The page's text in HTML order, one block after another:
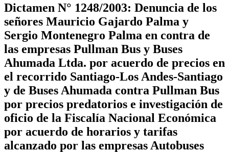
Dictamen N° 1248/2003: Denuncia de los
señores Mauricio Gajardo Palma y
Sergio Montenegro Palma en contra de
las empresas Pullman Bus y Buses
Ahumada Ltda. por acuerdo de precios en
el recorrido Santiago-Los Andes-Santiago
y de Buses Ahumada contra Pullman Bus
por precios predatorios e investigación de
oficio de la Fiscalía Nacional Económica
por acuerdo de horarios y tarifas
alcanzado por las empresas Autobuses